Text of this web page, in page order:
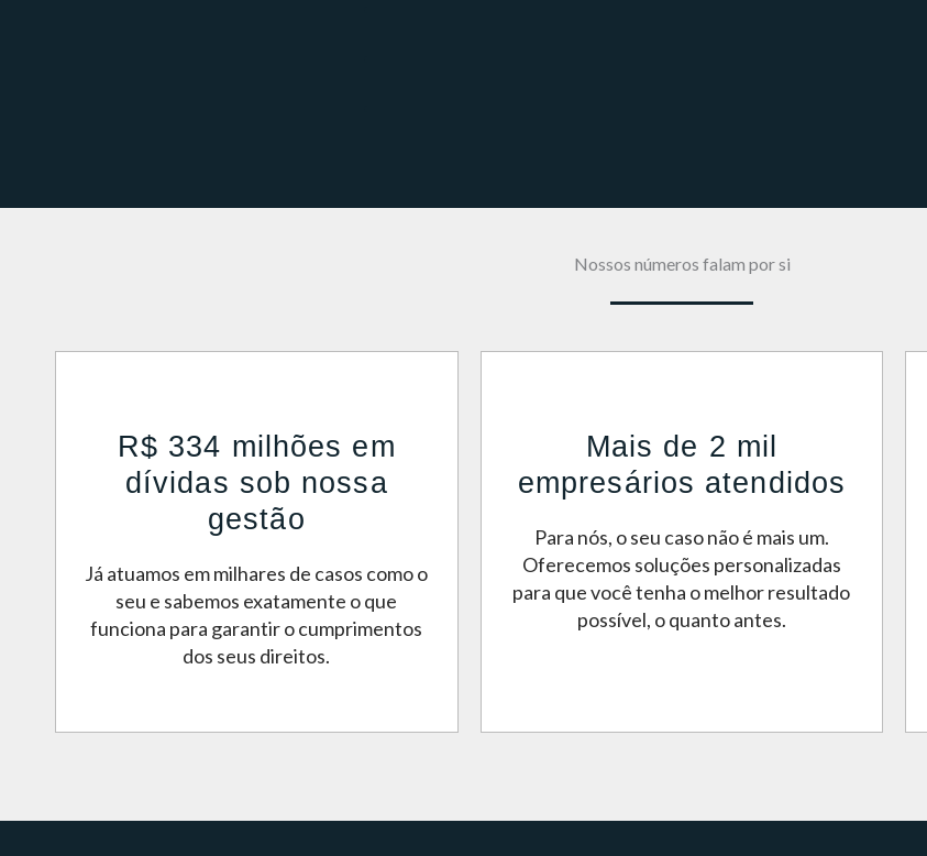
Nossos números falam por si
R$ 334 milhões em
dívidas sob nossa
gestão
Já atuamos em milhares de casos como o
seu e sabemos exatamente o que
funciona para garantir o cumprimentos
dos seus direitos.
Mais de 2 mil
empresários atendidos
Para nós, o seu caso não é mais um.
Oferecemos soluções personalizadas
para que você tenha o melhor resultado
possível, o quanto antes.